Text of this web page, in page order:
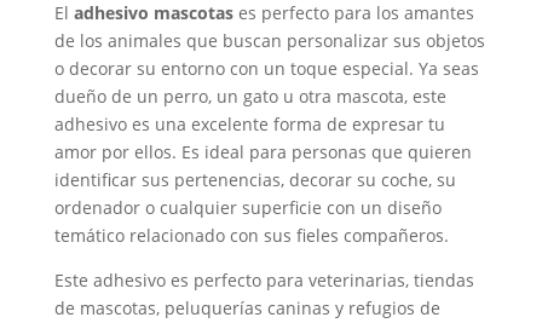
El adhesivo mascotases perfecto para los amantes
de los animales que buscan personalizar sus objetos
o decorar su entorno con un toque especial. Ya seas
dueño de un perro, un gato u otra mascota, este
adhesivo es una excelente forma de expresar tu
amor por ellos. Es ideal para personas que quieren
identificar sus pertenencias, decorar su coche, su
ordenador o cualquier superficie con un diseño
temático relacionado con sus fieles compañeros.
Este adhesivo es perfecto para veterinarias, tiendas
de mascotas, peluquerías caninas y refugios de